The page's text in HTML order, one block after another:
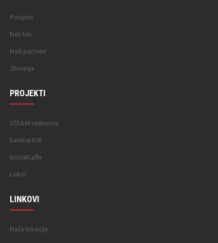
Povijest
Naš tim
Naši partneri
Zbivanja
PROJEKTI
STEAM radionice
EurekaHUB
SocialCaffe
Loko!
LINKOVI
Naša lokacija